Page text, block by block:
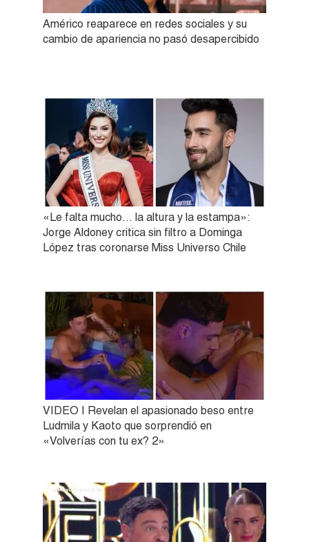
Américo reaparece en redes sociales y su
cambio de apariencia no pasó desapercibido
«Le falta mucho… la altura y la estampa»:
Jorge Aldoney critica sin filtro a Dominga
López tras coronarse Miss Universo Chile
VIDEO | Revelan el apasionado beso entre
Ludmila y Kaoto que sorprendió en
«Volverías con tu ex? 2»